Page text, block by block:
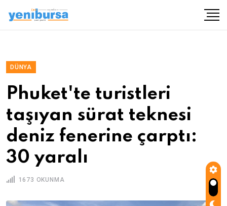
DÜNYA
Phuket'te turistleri
taşıyan sürat teknesi
deniz fenerine çarptı:
30 yaralı
1673 OKUNMA